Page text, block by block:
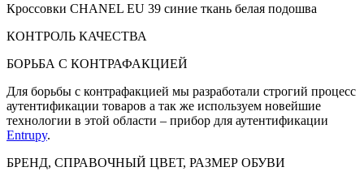
Кроссовки CHANEL EU 39 синие ткань белая подошва
КОНТРОЛЬ КАЧЕСТВА
БОРЬБА С КОНТРАФАКЦИЕЙ
Для борьбы с контрафакцией мы разработали строгий процесс
аутентификации товаров а так же используем новейшие
технологии в этой области – прибор для аутентификации
Entrupy.
БРЕНД, СПРАВОЧНЫЙ ЦВЕТ, РАЗМЕР ОБУВИ